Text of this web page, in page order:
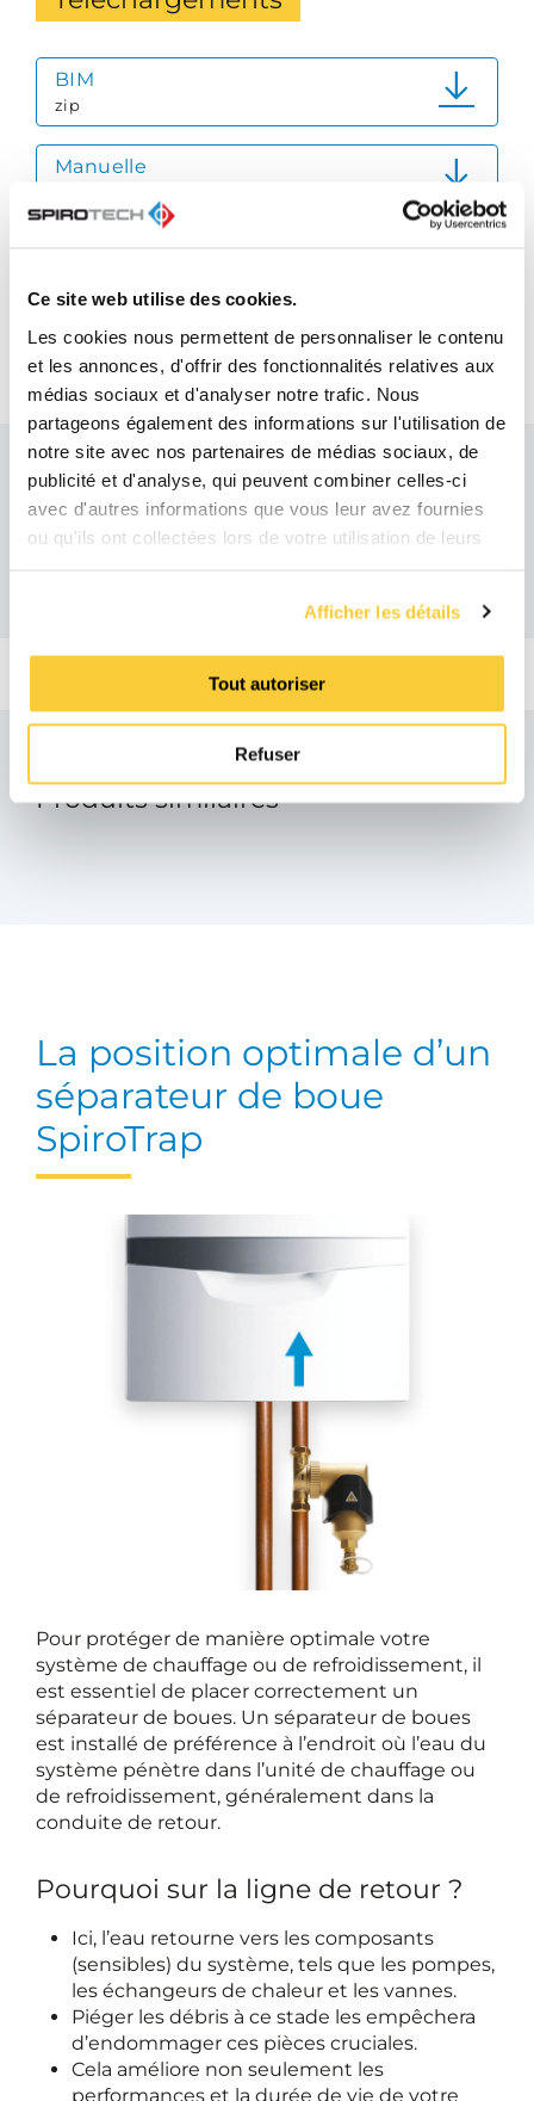
Ce site web utilise des cookies.
Les cookies nous permettent de personnaliser le contenu
et les annonces, d'offrir des fonctionnalités relatives aux
médias sociaux et d'analyser notre trafic. Nous
partageons également des informations sur l'utilisation de
notre site avec nos partenaires de médias sociaux, de
publicité et d'analyse, qui peuvent combiner celles-ci
avec d'autres informations que vous leur avez fournies
ou qu'ils ont collectées lors de votre utilisation de leurs
Afficher les détails
Tout autoriser
Refuser
BIM
zip
Manuelle
Guide de référence rapide
pdf
Produits recommandés
Produits similaires
La position optimale d’un
séparateur de boue
SpiroTrap
Pour protéger de manière optimale votre
système de chauffage ou de refroidissement, il
est essentiel de placer correctement un
séparateur de boues. Un séparateur de boues
est installé de préférence à l’endroit où l’eau du
système pénètre dans l’unité de chauffage ou
de refroidissement, généralement dans la
conduite de retour.
Pourquoi sur la ligne de retour ?
Ici, l’eau retourne vers les composants
(sensibles) du système, tels que les pompes,
les échangeurs de chaleur et les vannes.
Piéger les débris à ce stade les empêchera
d’endommager ces pièces cruciales.
Cela améliore non seulement les
performances et la durée de vie de votre